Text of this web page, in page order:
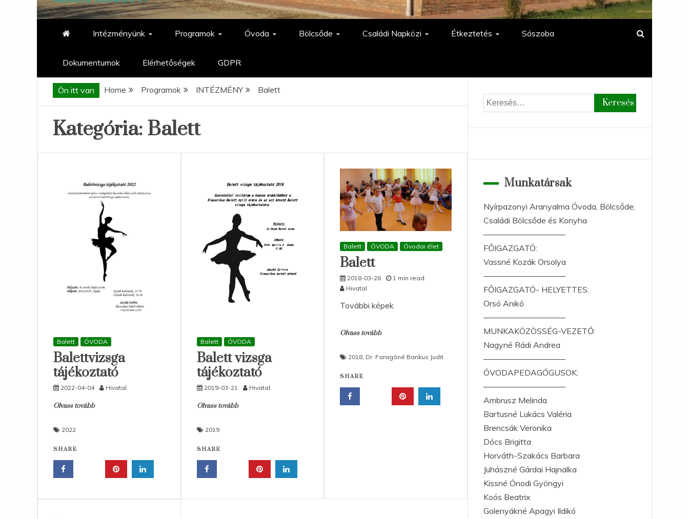
Intézményünk Programok Óvoda Bölcsőde Családi Napközi Étkeztetés Sószoba
Dokumentumok Elérhetőségek GDPR
Ön itt van Home Programok INTÉZMÉNY Balett
Kategória: Balett
Balett ÓVODA
Balettvizsga
tájékoztató
2022-04-04 Hivatal
Olvass tovább
2022
SHARE
Balett ÓVODA
Balett vizsga
tájékoztató
2019-03-21 Hivatal
Olvass tovább
2019
SHARE
Balett ÓVODA Óvodai élet
Balett
2018-03-28
1 min read
Hivatal
További képek
Olvass tovább
2018, Dr. Faragóné Bankus Judit
SHARE
Keresés:
Munkatársak
Nyírpazonyi Aranyalma Óvoda, Bölcsőde,
Családi Bölcsőde és Konyha
——————————
FŐIGAZGATÓ:
Vassné Kozák Orsolya
——————————
FŐIGAZGATÓ- HELYETTES:
Orsó Anikó
——————————
MUNKAKÖZÖSSÉG-VEZETŐ:
Nagyné Rádi Andrea
——————————
ÓVODAPEDAGÓGUSOK:
——————————
Ambrusz Melinda
Bartusné Lukács Valéria
Brencsák Veronika
Dócs Brigitta
Horváth-Szakács Barbara
Juhászné Gárdai Hajnalka
Kissné Ónodi Gyöngyi
Koós Beatrix
Golenyákné Apagyi Ildikó